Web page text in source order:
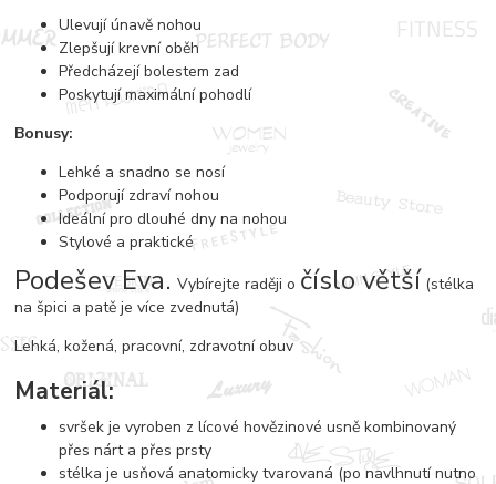
Ulevují únavě nohou
Zlepšují krevní oběh
Předcházejí bolestem zad
Poskytují maximální pohodlí
Bonusy:
Lehké a snadno se nosí
Podporují zdraví nohou
Ideální pro dlouhé dny na nohou
Stylové a praktické
Podešev Eva.Vybírejte raději o číslo větší (stélka
na špici a patě je více zvednutá)
Lehká, kožená, pracovní, zdravotní obuv
Materiál:
svršek je vyroben z lícové hovězinové usně kombinovaný
přes nárt a přes prsty
stélka je usňová anatomicky tvarovaná (po navlhnutí nutno